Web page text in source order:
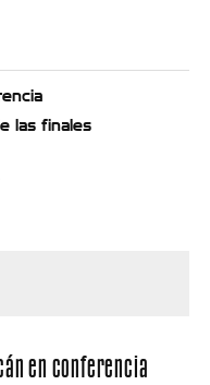
las finales
en conferencia